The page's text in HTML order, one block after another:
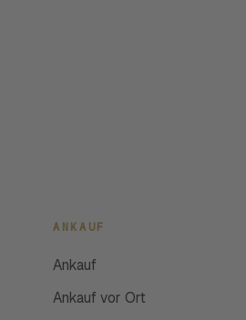
ANKAUF
Ankauf
Ankauf vor Ort